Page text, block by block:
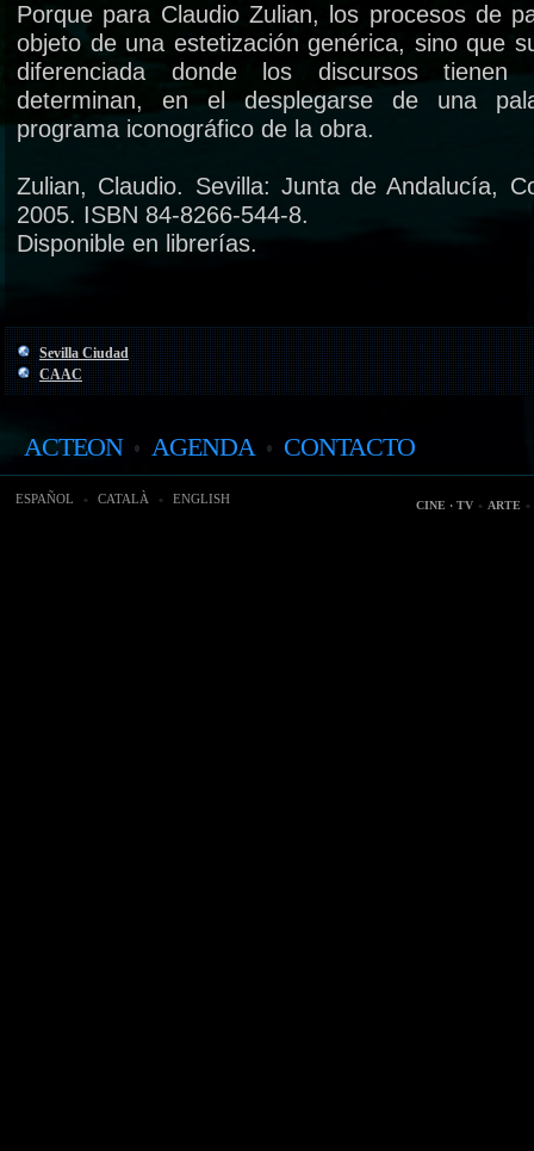
Porque para Claudio Zulian, los procesos de
objeto de una estetización genérica, sino que
diferenciada donde los discursos
determinan, en el desplegarse de una
programa iconográfico de la obra.
Zulian, Claudio. Sevilla: Junta de Andalucía,
2005. ISBN 84-8266-544-8.
Disponible en librerías.
Sevilla Ciudad
CAAC
ACTEON AGENDA CONTACTO
ESPAÑOL CATALÀ ENGLISH CINE · TV ARTE